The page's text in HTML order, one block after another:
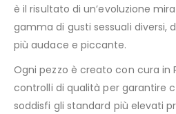
è il risultato di un’evoluzione
gamma di gusti sessuali diversi,
più audace e piccante.
Ogni pezzo è creato con cura in
controlli di qualità per garantire
soddisfi gli standard più elevati